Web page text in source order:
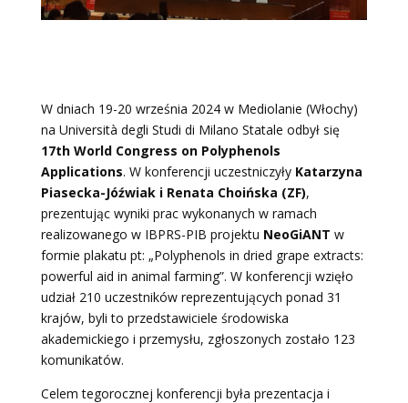
W dniach 19-20 września 2024 w Mediolanie (Włochy)
na Università degli Studi di Milano Statale odbył się
17th World Congress on Polyphenols
Applications. W konferencji uczestniczyły Katarzyna
Piasecka-Jóźwiak i Renata Choińska (ZF),
prezentując wyniki prac wykonanych w ramach
realizowanego w IBPRS-PIB projektu NeoGiANT w
formie plakatu pt: „Polyphenols in dried grape extracts:
powerful aid in animal farming”. W konferencji wzięło
udział 210 uczestników reprezentujących ponad 31
krajów, byli to przedstawiciele środowiska
akademickiego i przemysłu, zgłoszonych zostało 123
komunikatów.
Celem tegorocznej konferencji była prezentacja i